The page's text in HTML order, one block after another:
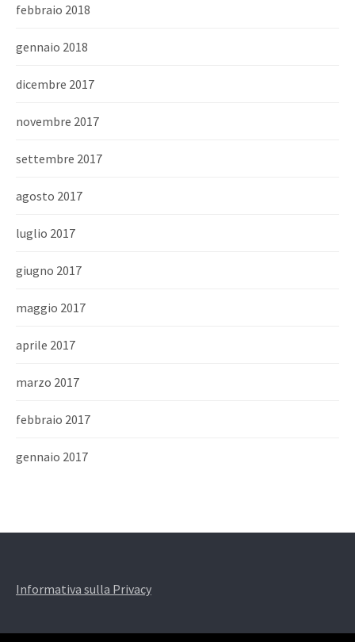
febbraio 2018
gennaio 2018
dicembre 2017
novembre 2017
settembre 2017
agosto 2017
luglio 2017
giugno 2017
maggio 2017
aprile 2017
marzo 2017
febbraio 2017
gennaio 2017
Informativa sulla Privacy